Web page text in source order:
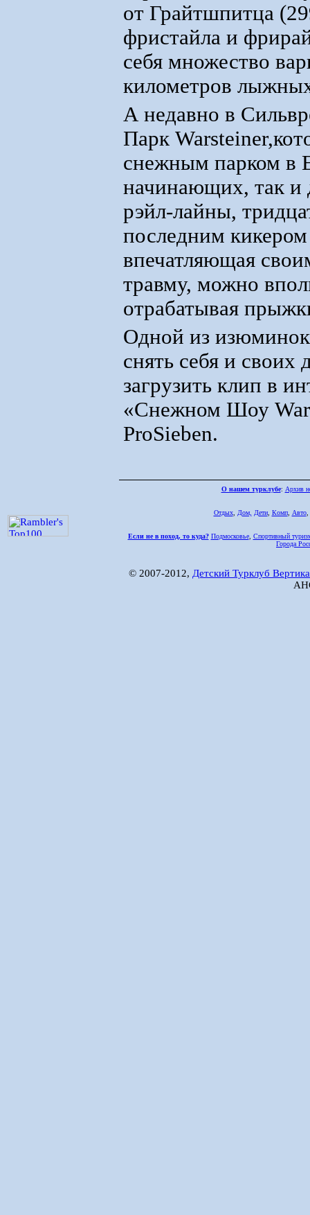
от Грайтшпитца
фристайла и
себя множество
километров
А недавно в
Парк
снежным парком в
начинающих, так и
рэйл-лайны,
последним
впечатляющая
травму, можно
отрабатывая
Одной из изюминок
снять себя и своих
загрузить клип в
«Снежном Шоу
ProSieben.
О нашем турклубе: Архив
Отдых, Дом, Дети, Комп, Авто,
Если не в поход, то куда? Подмосковье, Спортивный
Города
© 2007-2012, Детский Турклуб